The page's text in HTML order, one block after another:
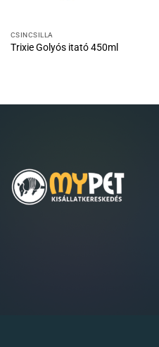
CSINCSILLA
Trixie Golyós itató 450ml